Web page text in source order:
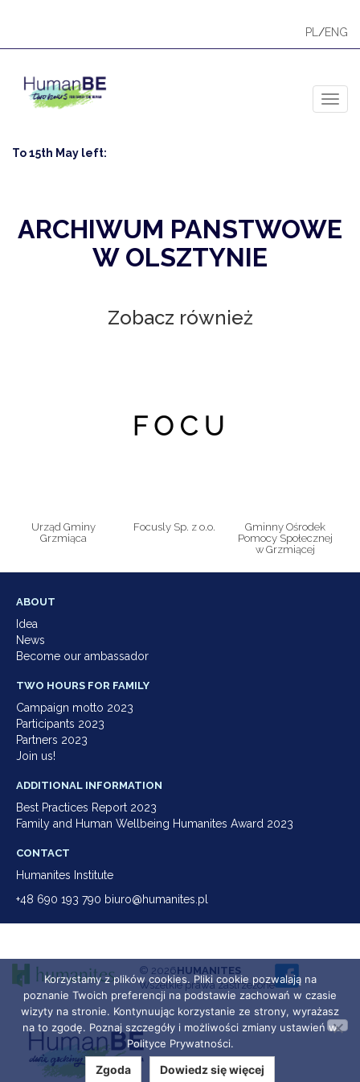
PL /ENG
To 15th May left:
ARCHIWUM PANSTWOWE
W OLSZTYNIE
Zobacz również
Urząd Gminy
Grzmiąca
Focusly Sp. z o.o.
Gminny Ośrodek
Pomocy Społecznej
w Grzmiącej
ABOUT
Idea
News
Become our ambassador
TWO HOURS FOR FAMILY
Campaign motto 2023
Participants 2023
Partners 2023
Join us!
ADDITIONAL INFORMATION
Best Practices Report 2023
Family and Human Wellbeing Humanites Award 2023
CONTACT
Humanites Institute
+48 690 193 790 biuro@humanites.pl
Korzystamy z plików cookies. Pliki cookie pozwalają na
poznanie Twoich preferencji na podstawie zachowań w czasie
wizyty na stronie. Kontynuując korzystanie ze strony, wyrażasz
na to zgodę. Poznaj szczegóły i możliwości zmiany ustawień w
Polityce Prywatności.
Zgoda Dowiedz się więcej
© 2026HUMANITES
Wszelkie prawa zastrzeżone